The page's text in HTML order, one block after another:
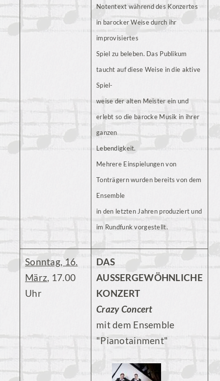
Notentext während des Konzertes
in barocker Weise durch ihr
improvisiertes
Spiel zu beleben. Das Publikum
taucht auf diese Weise in die aktive
Spiel-
weise der alten Meister ein und
erlebt so die barocke Musik in ihrer
ganzen
Lebendigkeit.
Mehrere Einspielungen von
Tonträgern wurden bereits von dem
Ensemble
in den letzten Jahren produziert und
im Rundfunk vorgestellt.
Sonntag, 16.
März, 17.00
Uhr
DAS
AUSSERGEWÖHNLICHE
KONZERT
Crazy Concert
mit dem Ensemble
"Pianotainment"